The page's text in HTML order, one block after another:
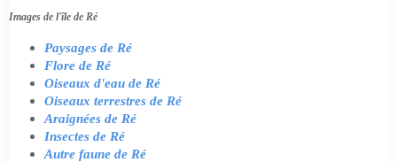
Images de l'île de Ré
Paysages de Ré
Flore de Ré
Oiseaux d'eau de Ré
Oiseaux terrestres de Ré
Araignées de Ré
Insectes de Ré
Autre faune de Ré